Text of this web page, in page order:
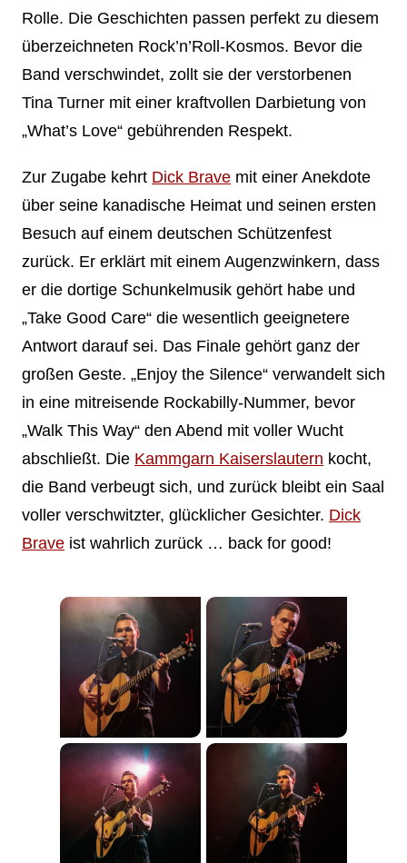
Rolle. Die Geschichten passen perfekt zu diesem
überzeichneten Rock’n’Roll-Kosmos. Bevor die
Band verschwindet, zollt sie der verstorbenen
Tina Turner mit einer kraftvollen Darbietung von
„What’s Love“ gebührenden Respekt.
Zur Zugabe kehrt Dick Bravemit einer Anekdote
über seine kanadische Heimat und seinen ersten
Besuch auf einem deutschen Schützenfest
zurück. Er erklärt mit einem Augenzwinkern, dass
er die dortige Schunkelmusik gehört habe und
„Take Good Care“ die wesentlich geeignetere
Antwort darauf sei. Das Finale gehört ganz der
großen Geste. „Enjoy the Silence“ verwandelt sich
in eine mitreisende Rockabilly-Nummer, bevor
„Walk This Way“ den Abend mit voller Wucht
abschließt. Die Kammgarn Kaiserslautern kocht,
die Band verbeugt sich, und zurück bleibt ein Saal
voller verschwitzter, glücklicher Gesichter. Dick
Braveist wahrlich zurück … back for good!